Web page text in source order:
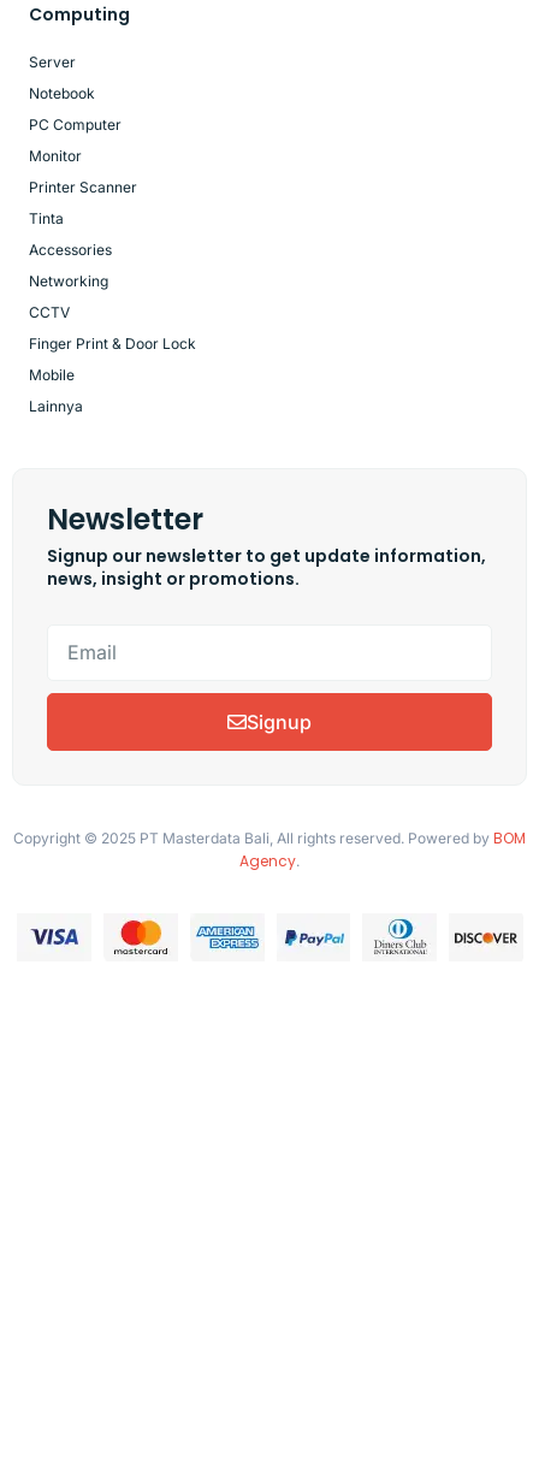
Computing
Server
Notebook
PC Computer
Monitor
Printer Scanner
Tinta
Accessories
Networking
CCTV
Finger Print & Door Lock
Mobile
Lainnya
Newsletter
Signup our newsletter to get update information,
news, insight or promotions.
Signup
Copyright © 2025 PT Masterdata Bali, All rights reserved. Powered by BOM
Agency.